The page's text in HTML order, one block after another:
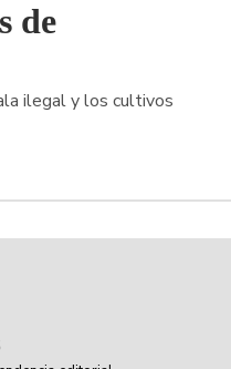
de
ilegal y los cultivos